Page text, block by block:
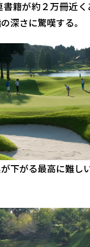
籍が約２万冊近く
深さに驚嘆する。
下がる最高に難し